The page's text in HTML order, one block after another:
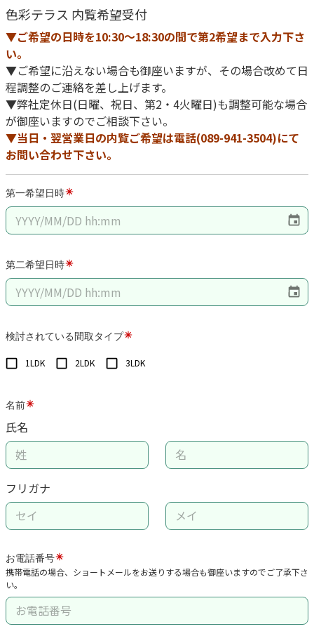
色彩テラス 内覧希望受付
▼ご希望の日時を10:30～18:30の間で第2希望まで入力下さ
い。
▼ご希望に沿えない場合も御座いますが、その場合改めて日
程調整のご連絡を差し上げます。
▼弊社定休日(日曜、祝日、第2・4火曜日)も調整可能な場合
が御座いますのでご相談下さい。
▼当日・翌営業日の内覧ご希望は電話(089-941-3504)にて
お問い合わせ下さい。
第一希望日時
第二希望日時
検討されている間取タイプ
1LDK 2LDK 3LDK
名前
氏名
フリガナ
お電話番号
携帯電話の場合、ショートメールをお送りする場合も御座いますのでご了承下さ
い。